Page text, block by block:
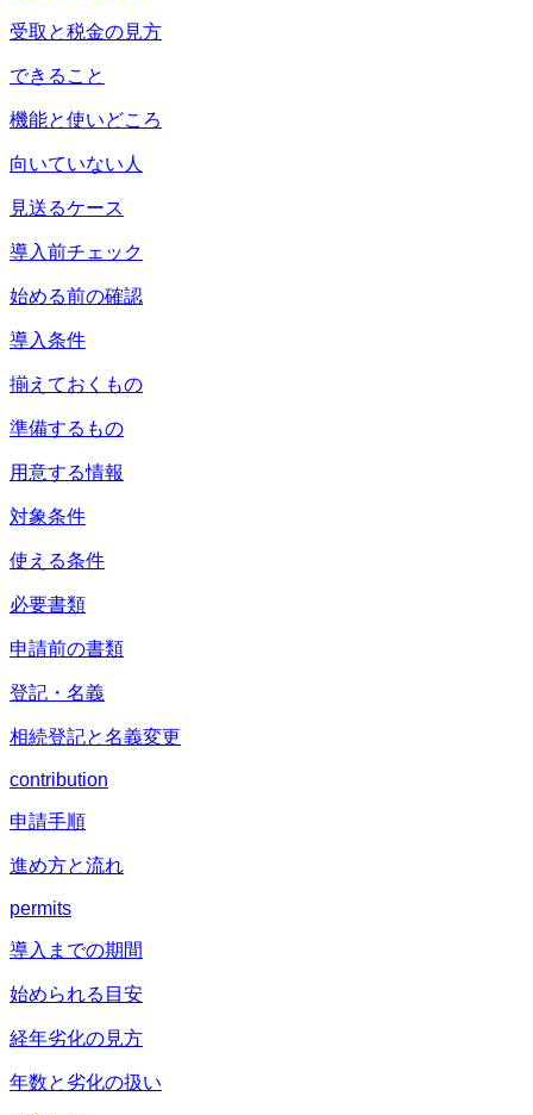
受取と税金の見方
できること
機能と使いどころ
向いていない人
見送るケース
導入前チェック
始める前の確認
導入条件
揃えておくもの
準備するもの
用意する情報
対象条件
使える条件
必要書類
申請前の書類
登記・名義
相続登記と名義変更
contribution
申請手順
進め方と流れ
permits
導入までの期間
始められる目安
経年劣化の見方
年数と劣化の扱い